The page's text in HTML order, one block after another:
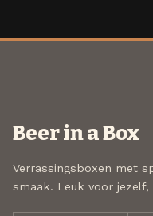
Beer in a Box
Verrassingsboxen met
smaak. Leuk voor jezelf,